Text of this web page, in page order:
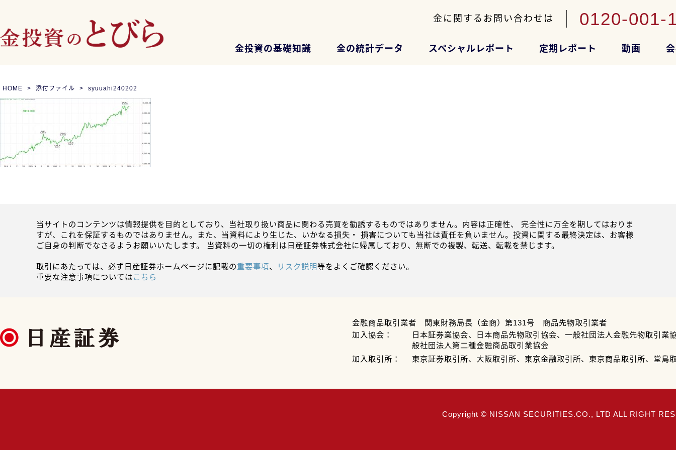
金に関するお問い合わせは 0120-001-
金投資の基礎知識 金の統計データ スペシャルレポート 定期レポート 動画
HOME 添付ファイル syuuahi240202
当サイトのコンテンツは情報提供を目的としており、当社取り扱い商品に関わる売買を勧誘するものではありません。内容は正確性、 完全性に万全を期してはおりま
すが、これを保証するものではありません。また、当資料により生じた、いかなる損失・ 損害についても当社は責任を負いません。投資に関する最終決定は、お客様
ご自身の判断でなさるようお願いいたします。 当資料の一切の権利は日産証券株式会社に帰属しており、無断での複製、転送、転載を禁じます。
取引にあたっては、必ず日産証券ホームページに記載の重要事項、 リスク説明等をよくご確認ください。
重要な注意事項についてはこちら
金融商品取引業者 関東財務局長（金商）第131号 商品先物取引業者
加入協会：
日本証券業協会、日本商品先物取引協会、一般社団法人金融先物取引業
般社団法人第二種金融商品取引業協会
加入取引所：
東京証券取引所、大阪取引所、東京金融取引所、東京商品取引所、堂島
Copyright © NISSAN SECURITIES.CO., LTD ALL RIGHT